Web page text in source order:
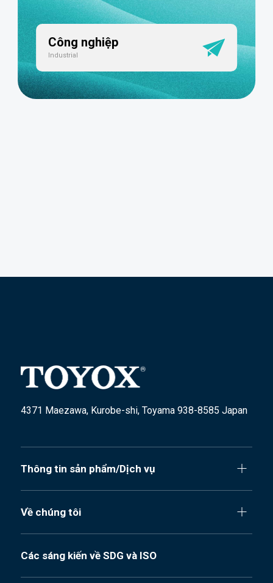
Công nghiệp
Industrial
4371 Maezawa, Kurobe-shi, Toyama 938-8585 Japan
Thông tin sản phẩm/Dịch vụ
Về chúng tôi
Các sáng kiến về SDG và ISO